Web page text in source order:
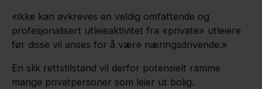
«ikke kan avkreves en veldig omfattende og
profesjonalisert utleieaktivitet fra «private» utleiere
før disse vil anses for å være næringsdrivende.»
En slik rettstilstand vil derfor potensielt ramme
mange privatpersoner som leier ut bolig.